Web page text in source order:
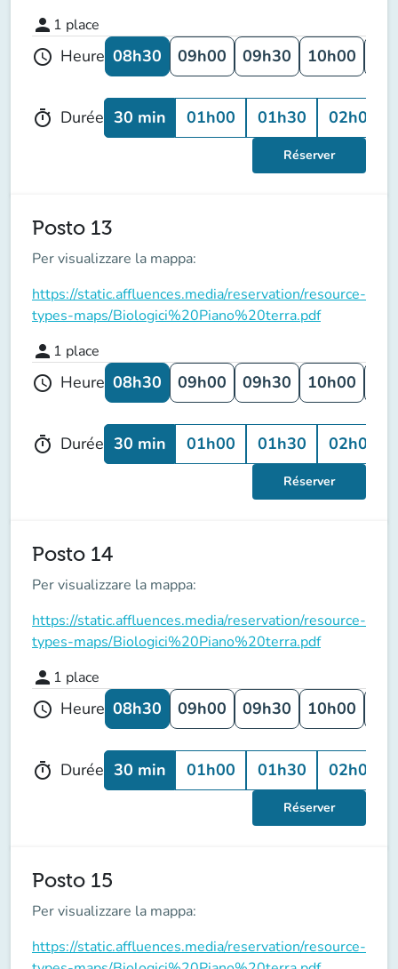
person 1 place
schedule Heure 08h30 09h00 09h30 10h00
timer Durée 30 min 01h00 01h30 02h00
Réserver
Posto 13
Per visualizzare la mappa:
https://static.affluences.media/reservation/resource-
types-maps/Biologici%20Piano%20terra.pdf
person 1 place
schedule Heure 08h30 09h00 09h30 10h00
timer Durée 30 min 01h00 01h30 02h00
Réserver
Posto 14
Per visualizzare la mappa:
https://static.affluences.media/reservation/resource-
types-maps/Biologici%20Piano%20terra.pdf
person 1 place
schedule Heure 08h30 09h00 09h30 10h00
timer Durée 30 min 01h00 01h30 02h00
Réserver
Posto 15
Per visualizzare la mappa:
https://static.affluences.media/reservation/resource-